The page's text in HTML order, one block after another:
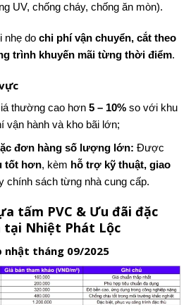
UV, chống cháy, chống ăn mòn).
nhẹ do chi phí vận chuyển, cắt theo
trình khuyến mãi từng thời điểm.
thường cao hơn 5 – 10%so với khu
vận hành và kho bãi lớn;
đơn hàng số lượng lớn: Được
tốt hơn, kèm hỗ trợ kỹ thuật, giao
chính sách từng nhà cung cấp.
tấm PVC & Ưu đãi đặc
tại Nhiệt Phát Lộc
nhật tháng 09/2025